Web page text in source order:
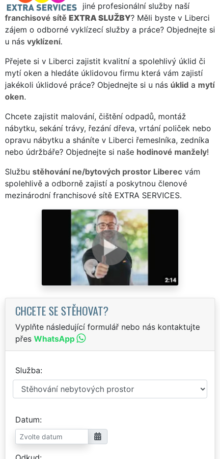
jiné profesionální služby naší
franchisové sítě EXTRA SLUŽBY? Měli byste v Liberci
zájem o odborné vyklízecí služby a práce? Objednejte si
u nás vyklízení.
Přejete si v Liberci zajistit kvalitní a spolehlivý úklid či
mytí oken a hledáte úklidovou firmu která vám zajistí
jakékoli úklidové práce? Objednejte si u nás úklid a mytí
oken.
Chcete zajistit malování, čištění odpadů, montáž
nábytku, sekání trávy, řezání dřeva, vrtání poliček nebo
opravu nábytku a sháníte v Liberci řemeslníka, zedníka
nebo údržbáře? Objednejte si naše hodinové manžely!
Službu stěhování ne/bytových prostor Liberec vám
spolehlivě a odborně zajistí a poskytnou členové
mezinárodní franchisové sítě EXTRA SERVICES.
CHCETE SE STĚHOVAT?
Vyplňte následující formulář nebo nás kontaktujte
přes WhatsApp
Služba
Datum